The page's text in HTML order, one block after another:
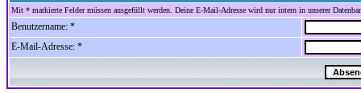
Mit * markierte Felder müssen ausgefüllt werden. Deine E-Mail-Adresse wird nur intern in unserer
Benutzername: *
E-Mail-Adresse: *